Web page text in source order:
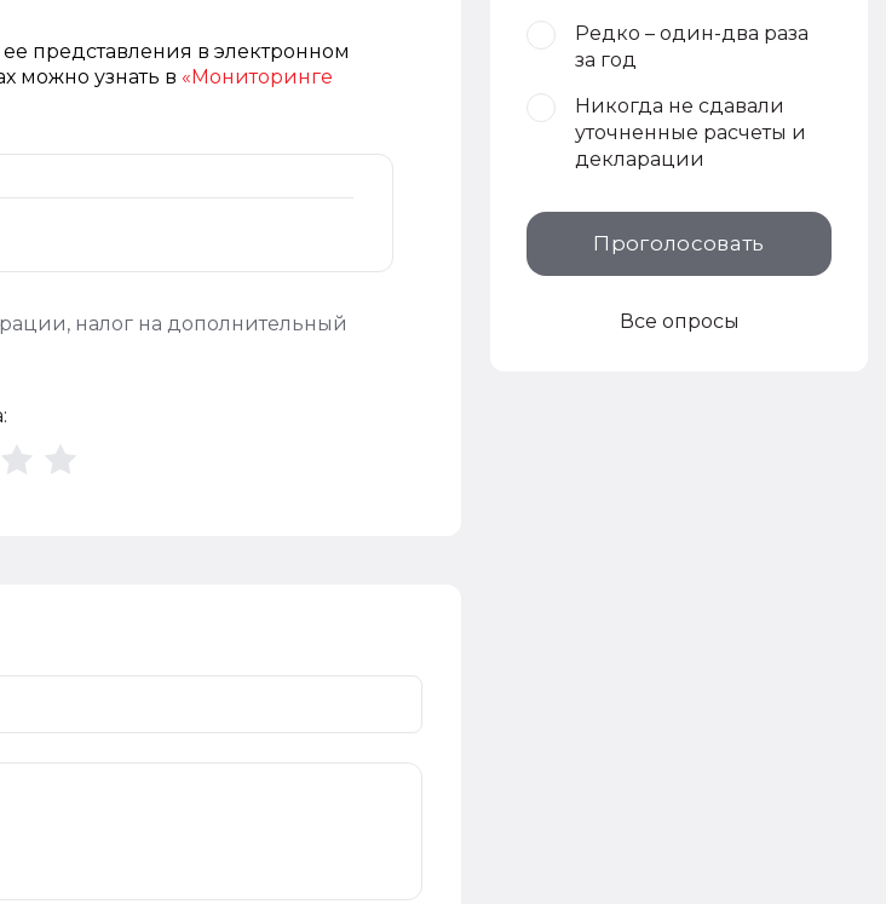
представления в электронном
можно узнать в «Мониторинге
, налог на дополнительный
Редко – один-два раза
за год
Никогда не сдавали
уточненные расчеты и
декларации
Проголосовать
Все опросы